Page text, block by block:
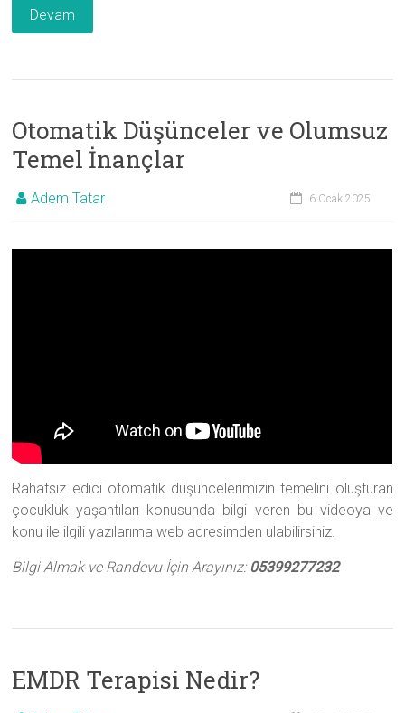
Devam
Otomatik Düşünceler ve Olumsuz
Temel İnançlar
Adem Tatar 6 Ocak 2025
Rahatsız edici otomatik düşüncelerimizin temelini oluşturan
çocukluk yaşantıları konusunda bilgi veren bu videoya ve
konu ile ilgili yazılarıma web adresimden ulabilirsiniz.
Bilgi Almak ve Randevu İçin Arayınız: 05399277232
EMDR Terapisi Nedir?